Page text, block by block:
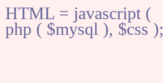
HTML = javascript (
php ( $mysql ), $css );